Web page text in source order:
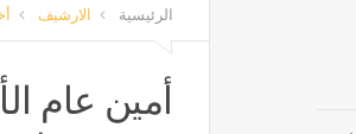
بـ «إشارات إباحية وإصابة نفسها»..
الرياضة
الرئيسية الارشيف
أمين عام